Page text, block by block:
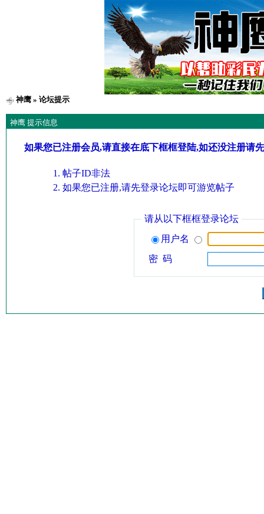
神鹰» 论坛提示
神鹰 提示信息
如果您已注册会员,请直接在底下框框登陆,如还没注册请
帖子ID非法
如果您已注册,请先登录论坛即可游览帖子
请从以下框框登录论坛
用户名
密 码